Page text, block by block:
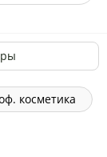
косметика